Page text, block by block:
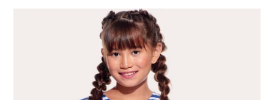
Výpis produktov